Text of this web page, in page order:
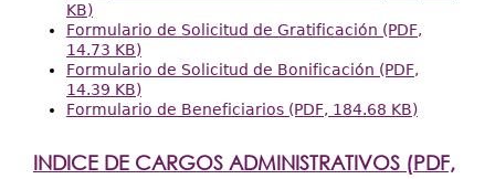
KB)
Formulario de Solicitud de Gratificación (PDF,
14.73 KB)
Formulario de Solicitud de Bonificación (PDF,
14.39 KB)
Formulario de Beneficiarios (PDF, 184.68 KB)
INDICE DE CARGOS ADMINISTRATIVOS (PDF,